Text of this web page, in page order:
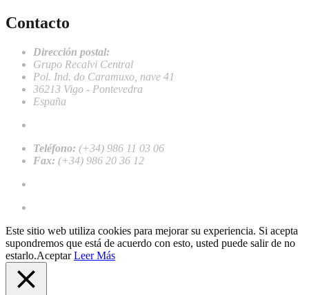
Contacto
Dirección postal:
Grupo Recalvi Central
Pol. Ind. do Caramuxo, nave 41
36213 Vigo - Pontevedra
España
Teléfono: (+34) 986 11 03 06
Fax: (+34) 986 20 36 12
Este sitio web utiliza cookies para mejorar su experiencia. Si acepta
supondremos que está de acuerdo con esto, usted puede salir de no
estarlo.Aceptar Leer Más